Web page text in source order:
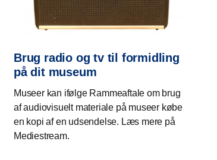
Brug radio og tv til formidling
på dit museum
Museer kan ifølge Rammeaftale om brug
af audiovisuelt materiale på museer købe
en kopi af en udsendelse. Læs mere på
Mediestream.